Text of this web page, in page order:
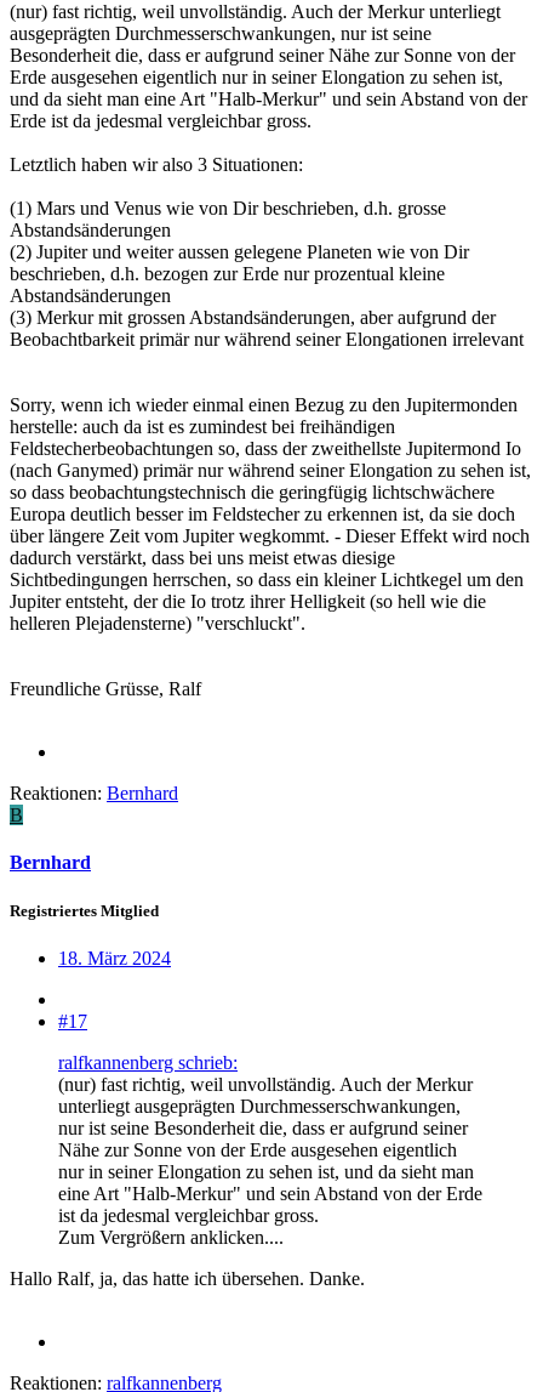
(nur) fast richtig, weil unvollständig. Auch der Merkur unterliegt
ausgeprägten Durchmesserschwankungen, nur ist seine
Besonderheit die, dass er aufgrund seiner Nähe zur Sonne von der
Erde ausgesehen eigentlich nur in seiner Elongation zu sehen ist,
und da sieht man eine Art "Halb-Merkur" und sein Abstand von der
Erde ist da jedesmal vergleichbar gross.
Letztlich haben wir also 3 Situationen:
(1) Mars und Venus wie von Dir beschrieben, d.h. grosse
Abstandsänderungen
(2) Jupiter und weiter aussen gelegene Planeten wie von Dir
beschrieben, d.h. bezogen zur Erde nur prozentual kleine
Abstandsänderungen
(3) Merkur mit grossen Abstandsänderungen, aber aufgrund der
Beobachtbarkeit primär nur während seiner Elongationen irrelevant
Sorry, wenn ich wieder einmal einen Bezug zu den Jupitermonden
herstelle: auch da ist es zumindest bei freihändigen
Feldstecherbeobachtungen so, dass der zweithellste Jupitermond Io
(nach Ganymed) primär nur während seiner Elongation zu sehen ist,
so dass beobachtungstechnisch die geringfügig lichtschwächere
Europa deutlich besser im Feldstecher zu erkennen ist, da sie doch
über längere Zeit vom Jupiter wegkommt. - Dieser Effekt wird noch
dadurch verstärkt, dass bei uns meist etwas diesige
Sichtbedingungen herrschen, so dass ein kleiner Lichtkegel um den
Jupiter entsteht, der die Io trotz ihrer Helligkeit (so hell wie die
helleren Plejadensterne) "verschluckt".
Freundliche Grüsse, Ralf
Reaktionen: Bernhard
B
Bernhard
Registriertes Mitglied
18. März 2024
#17
ralfkannenberg schrieb:
(nur) fast richtig, weil unvollständig. Auch der Merkur
unterliegt ausgeprägten Durchmesserschwankungen,
nur ist seine Besonderheit die, dass er aufgrund seiner
Nähe zur Sonne von der Erde ausgesehen eigentlich
nur in seiner Elongation zu sehen ist, und da sieht man
eine Art "Halb-Merkur" und sein Abstand von der Erde
ist da jedesmal vergleichbar gross.
Zum Vergrößern anklicken....
Hallo Ralf, ja, das hatte ich übersehen. Danke.
Reaktionen: ralfkannenberg